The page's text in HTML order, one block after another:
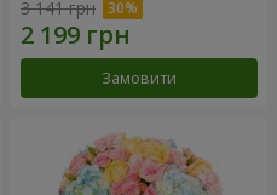
3 141 грн
Замовити